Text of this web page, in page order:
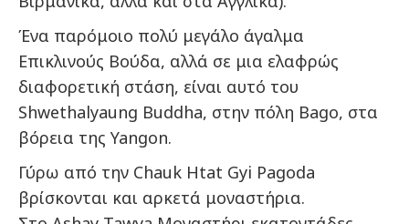
Ένα παρόμοιο πολύ μεγάλο άγαλμα
Επικλινούς Βούδα, αλλά σε μια ελαφρώς
διαφορετική στάση, είναι αυτό του
Shwethalyaung Buddha, στην πόλη Bago, στα
βόρεια της Yangon.
Γύρω από την Chauk Htat Gyi Pagoda
βρίσκονται και αρκετά μοναστήρια.